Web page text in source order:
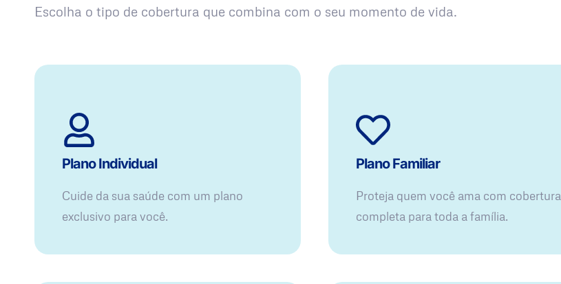
Escolha o tipo de cobertura que combina com o seu momento de vida.
Plano Individual
Cuide da sua saúde com um plano
exclusivo para você.
Plano Familiar
Proteja quem você ama com cobertura
completa para toda a família.